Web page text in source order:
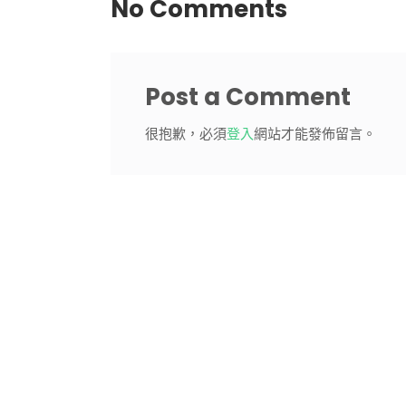
No Comments
Post a Comment
很抱歉，必須登入網站才能發佈留言。